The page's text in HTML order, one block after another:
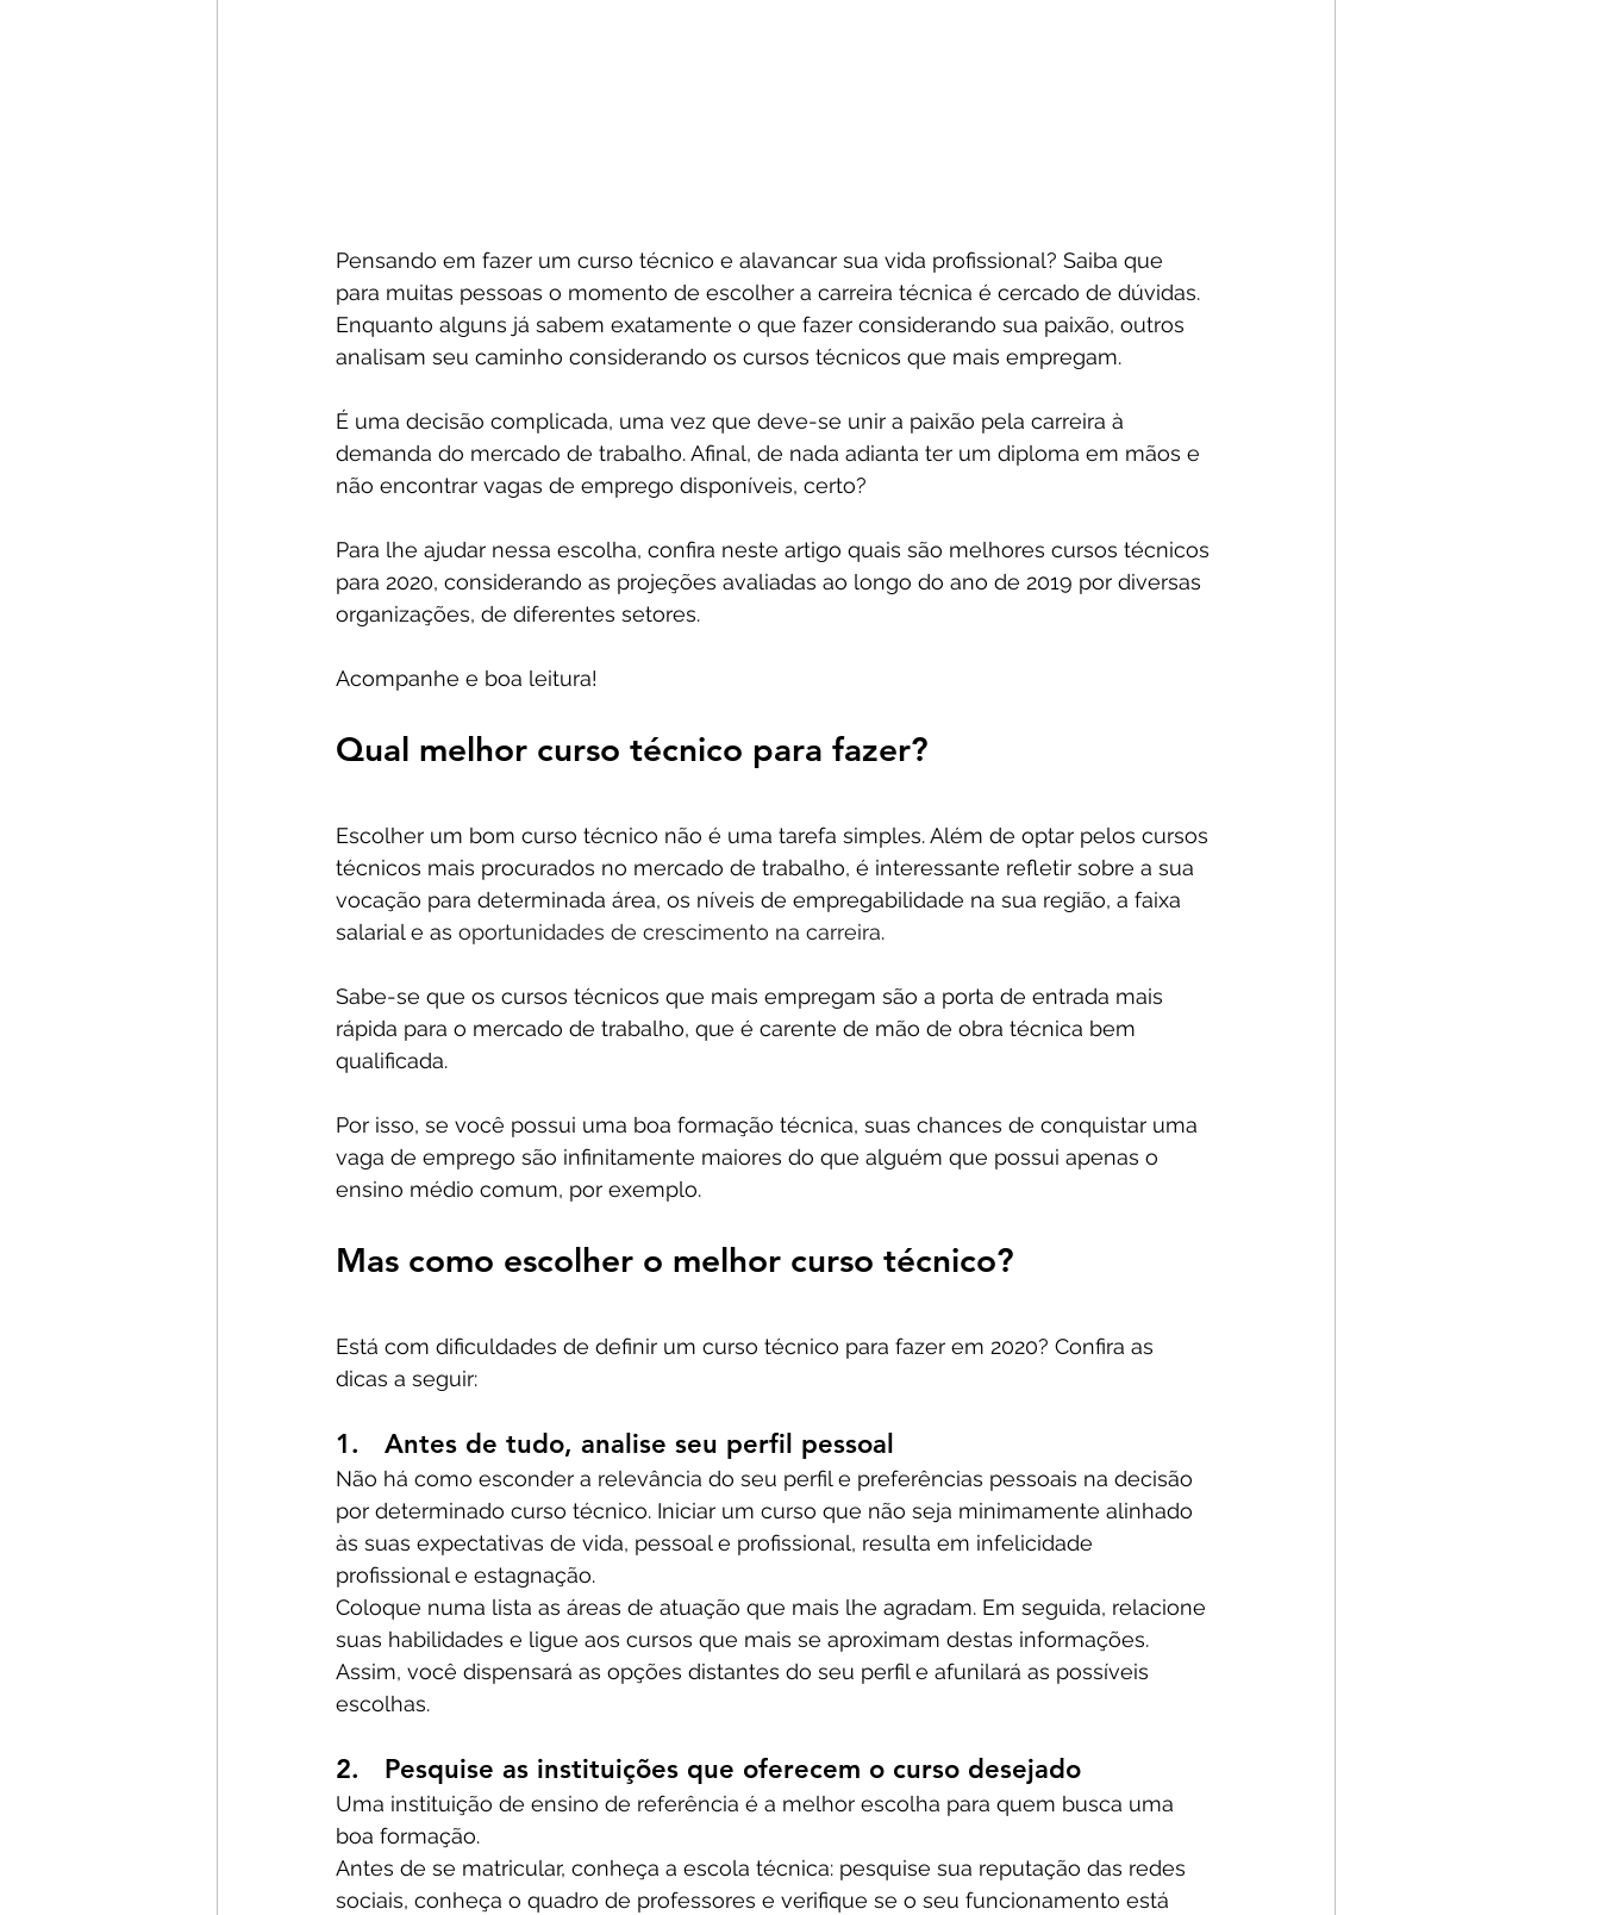
Pensando em fazer um curso técnico e alavancar sua vida profissional? Saiba que
para muitas pessoas o momento de escolher a carreira técnica é cercado de dúvidas.
Enquanto alguns já sabem exatamente o que fazer considerando sua paixão, outros
analisam seu caminho considerando os cursos técnicos que mais empregam.
É uma decisão complicada, uma vez que deve-se unir a paixão pela carreira à
demanda do mercado de trabalho. Afinal, de nada adianta ter um diploma em mãos e
não encontrar vagas de emprego disponíveis, certo?
Para lhe ajudar nessa escolha, confira neste artigo quais são melhores cursos técnicos
para 2020, considerando as projeções avaliadas ao longo do ano de 2019 por diversas
organizações, de diferentes setores.
Acompanhe e boa leitura!
Qual melhor curso técnico para fazer?
Escolher um bom curso técnico não é uma tarefa simples. Além de optar pelos cursos
técnicos mais procurados no mercado de trabalho, é interessante refletir sobre a sua
vocação para determinada área, os níveis de empregabilidade na sua região, a faixa
salarial e as oportunidades de crescimento na carreira.
Sabe-se que os cursos técnicos que mais empregam são a porta de entrada mais
rápida para o mercado de trabalho, que é carente de mão de obra técnica bem
qualificada.
Por isso, se você possui uma boa formação técnica, suas chances de conquistar uma
vaga de emprego são infinitamente maiores do que alguém que possui apenas o
ensino médio comum, por exemplo.
Mas como escolher o melhor curso técnico?
Está com dificuldades de definir um curso técnico para fazer em 2020? Confira as
dicas a seguir:
1.   Antes de tudo, analise seu perfil pessoal
Não há como esconder a relevância do seu perfil e preferências pessoais na decisão
por determinado curso técnico. Iniciar um curso que não seja minimamente alinhado
às suas expectativas de vida, pessoal e profissional, resulta em infelicidade
profissional e estagnação.
Coloque numa lista as áreas de atuação que mais lhe agradam. Em seguida, relacione
suas habilidades e ligue aos cursos que mais se aproximam destas informações.
Assim, você dispensará as opções distantes do seu perfil e afunilará as possíveis
escolhas.
2.   Pesquise as instituições que oferecem o curso desejado
Uma instituição de ensino de referência é a melhor escolha para quem busca uma
boa formação.
Antes de se matricular, conheça a escola técnica: pesquise sua reputação das redes
sociais, conheça o quadro de professores e verifique se o seu funcionamento está